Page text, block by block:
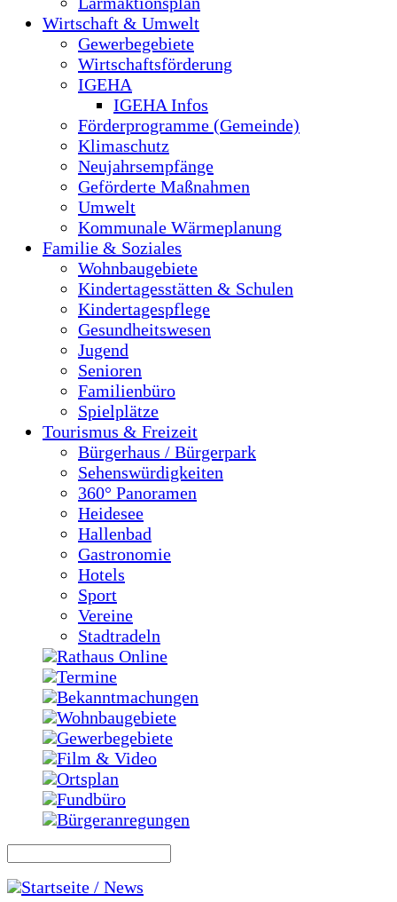
Wirtschaft & Umwelt
Gewerbegebiete
Wirtschaftsförderung
IGEHA
IGEHA Infos
Förderprogramme (Gemeinde)
Klimaschutz
Neujahrsempfänge
Geförderte Maßnahmen
Umwelt
Kommunale Wärmeplanung
Familie & Soziales
Wohnbaugebiete
Kindertagesstätten & Schulen
Kindertagespflege
Gesundheitswesen
Jugend
Senioren
Familienbüro
Spielplätze
Tourismus & Freizeit
Bürgerhaus / Bürgerpark
Sehenswürdigkeiten
360° Panoramen
Heidesee
Hallenbad
Gastronomie
Hotels
Sport
Vereine
Stadtradeln
Rathaus Online
Termine
Bekanntmachungen
Wohnbaugebiete
Gewerbegebiete
Film & Video
Ortsplan
Fundbüro
Bürgeranregungen
Startseite / News